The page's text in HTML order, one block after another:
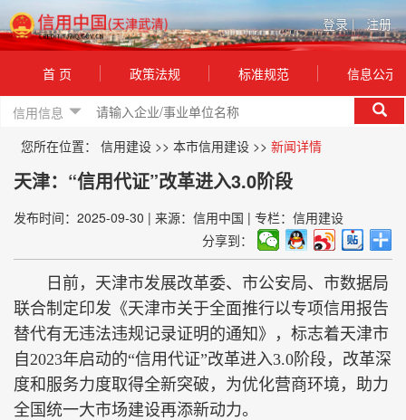
登录| 注册
首 页 政策法规 标准规范 信息公示
信用信息
您所在位置： 信用建设 >> 本市信用建设 >> 新闻详情
天津：“信用代证”改革进入3.0阶段
发布时间：2025-09-30 | 来源：信用中国 | 专栏：信用建设
分享到：
日前，天津市发展改革委、市公安局、市数据局
联合制定印发《天津市关于全面推行以专项信用报告
替代有无违法违规记录证明的通知》，标志着天津市
自2023年启动的“信用代证”改革进入3.0阶段，改革深
度和服务力度取得全新突破，为优化营商环境，助力
全国统一大市场建设再添新动力。